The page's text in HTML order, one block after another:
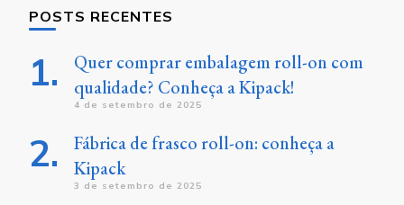
POSTS RECENTES
Quer comprar embalagem roll-on com
qualidade? Conheça a Kipack!
4 de setembro de 2025
Fábrica de frasco roll-on: conheça a
Kipack
3 de setembro de 2025